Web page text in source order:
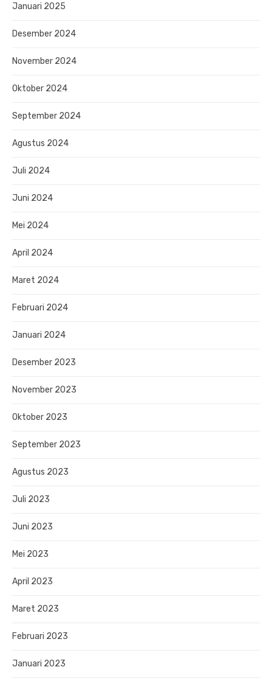
Januari 2025
Desember 2024
November 2024
Oktober 2024
September 2024
Agustus 2024
Juli 2024
Juni 2024
Mei 2024
April 2024
Maret 2024
Februari 2024
Januari 2024
Desember 2023
November 2023
Oktober 2023
September 2023
Agustus 2023
Juli 2023
Juni 2023
Mei 2023
April 2023
Maret 2023
Februari 2023
Januari 2023